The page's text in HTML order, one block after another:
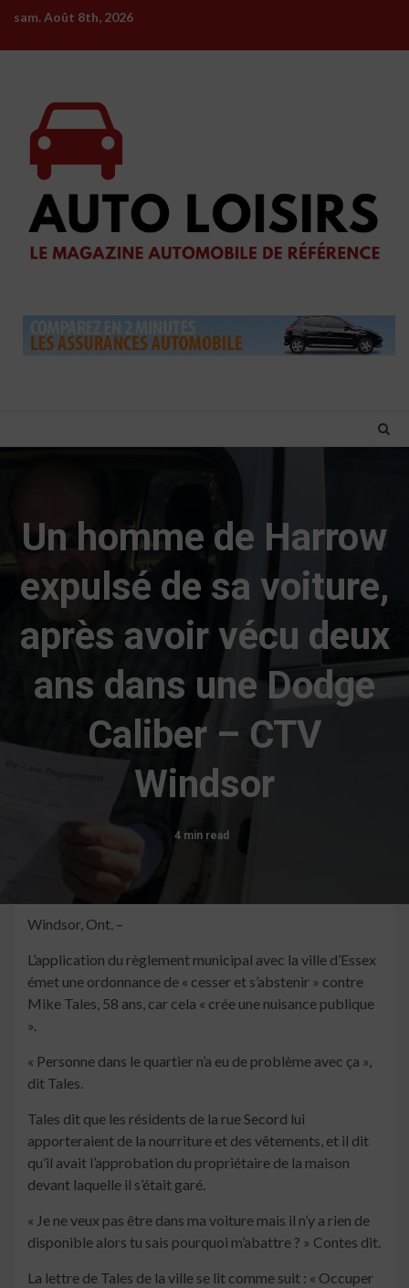
content
sam. Août 8th, 2026
Un homme de Harrow
expulsé de sa voiture,
après avoir vécu deux
ans dans une Dodge
Caliber – CTV
Windsor
4 min read
Windsor, Ont. –
L’application du règlement municipal avec la ville d’Essex
émet une ordonnance de « cesser et s’abstenir » contre
Mike Tales, 58 ans, car cela « crée une nuisance publique
».
« Personne dans le quartier n’a eu de problème avec ça »,
dit Tales.
Tales dit que les résidents de la rue Secord lui
apporteraient de la nourriture et des vêtements, et il dit
qu’il avait l’approbation du propriétaire de la maison
devant laquelle il s’était garé.
« Je ne veux pas être dans ma voiture mais il n’y a rien de
disponible alors tu sais pourquoi m’abattre ? » Contes dit.
La lettre de Tales de la ville se lit comme suit : « Occuper